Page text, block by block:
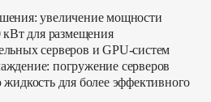
увеличение мощности
кВт для размещения
серверов и GPU-систем
погружение серверов
для более эффективного